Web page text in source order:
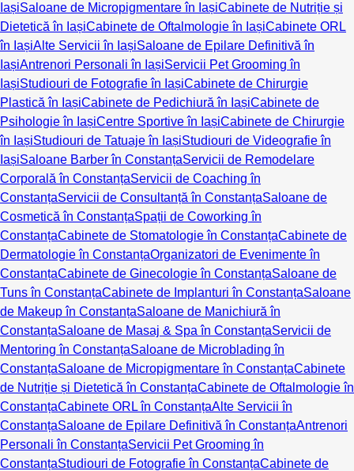
IașiSaloane de Micropigmentare în IașiCabinete de Nutriție și
Dietetică în IașiCabinete de Oftalmologie în IașiCabinete ORL
în IașiAlte Servicii în IașiSaloane de Epilare Definitivă în
IașiAntrenori Personali în IașiServicii Pet Grooming în
IașiStudiouri de Fotografie în IașiCabinete de Chirurgie
Plastică în IașiCabinete de Pedichiură în IașiCabinete de
Psihologie în IașiCentre Sportive în IașiCabinete de Chirurgie
în IașiStudiouri de Tatuaje în IașiStudiouri de Videografie în
IașiSaloane Barber în ConstanțaServicii de Remodelare
Corporală în ConstanțaServicii de Coaching în
ConstanțaServicii de Consultanță în ConstanțaSaloane de
Cosmetică în ConstanțaSpații de Coworking în
ConstanțaCabinete de Stomatologie în ConstanțaCabinete de
Dermatologie în ConstanțaOrganizatori de Evenimente în
ConstanțaCabinete de Ginecologie în ConstanțaSaloane de
Tuns în ConstanțaCabinete de Implanturi în ConstanțaSaloane
de Makeup în ConstanțaSaloane de Manichiură în
ConstanțaSaloane de Masaj & Spa în ConstanțaServicii de
Mentoring în ConstanțaSaloane de Microblading în
ConstanțaSaloane de Micropigmentare în ConstanțaCabinete
de Nutriție și Dietetică în ConstanțaCabinete de Oftalmologie în
ConstanțaCabinete ORL în ConstanțaAlte Servicii în
ConstanțaSaloane de Epilare Definitivă în ConstanțaAntrenori
Personali în ConstanțaServicii Pet Grooming în
ConstanțaStudiouri de Fotografie în ConstanțaCabinete de